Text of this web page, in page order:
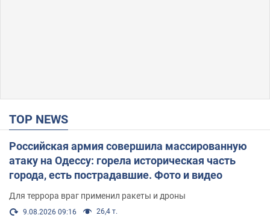
TOP NEWS
Российская армия совершила массированную
атаку на Одессу: горела историческая часть
города, есть пострадавшие. Фото и видео
Для террора враг применил ракеты и дроны
9.08.2026 09:16 26,4 т.